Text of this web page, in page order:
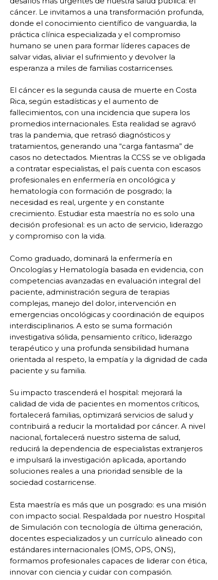
cáncer. Le invitamos a una transformación profunda,
donde el conocimiento científico de vanguardia, la
práctica clínica especializada y el compromiso
humano se unen para formar líderes capaces de
salvar vidas, aliviar el sufrimiento y devolver la
esperanza a miles de familias costarricenses.
El cáncer es la segunda causa de muerte en Costa
Rica, según estadísticas y el aumento de
fallecimientos, con una incidencia que supera los
promedios internacionales. Esta realidad se agravó
tras la pandemia, que retrasó diagnósticos y
tratamientos, generando una “carga fantasma” de
casos no detectados. Mientras la CCSS se ve obligada
a contratar especialistas, el país cuenta con escasos
profesionales en enfermería en oncológica y
hematología con formación de posgrado; la
necesidad es real, urgente y en constante
crecimiento. Estudiar esta maestría no es solo una
decisión profesional: es un acto de servicio, liderazgo
y compromiso con la vida.
Como graduado, dominará la enfermería en
Oncologías y Hematología basada en evidencia, con
competencias avanzadas en evaluación integral del
paciente, administración segura de terapias
complejas, manejo del dolor, intervención en
emergencias oncológicas y coordinación de equipos
interdisciplinarios. A esto se suma formación
investigativa sólida, pensamiento crítico, liderazgo
terapéutico y una profunda sensibilidad humana
orientada al respeto, la empatía y la dignidad de cada
paciente y su familia.
Su impacto trascenderá el hospital: mejorará la
calidad de vida de pacientes en momentos críticos,
fortalecerá familias, optimizará servicios de salud y
contribuirá a reducir la mortalidad por cáncer. A nivel
nacional, fortalecerá nuestro sistema de salud,
reducirá la dependencia de especialistas extranjeros
e impulsará la investigación aplicada, aportando
soluciones reales a una prioridad sensible de la
sociedad costarricense.
Esta maestría es más que un posgrado: es una misión
con impacto social. Respaldada por nuestro Hospital
de Simulación con tecnología de última generación,
docentes especializados y un currículo alineado con
estándares internacionales (OMS, OPS, ONS),
formamos profesionales capaces de liderar con ética,
innovar con ciencia y cuidar con compasión.